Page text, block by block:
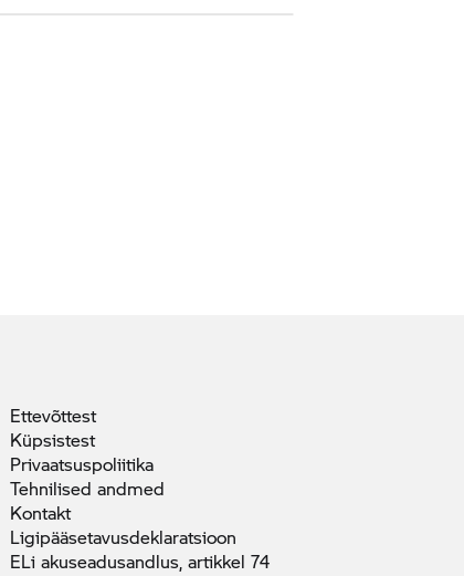
Ettevõttest
Küpsistest
Privaatsuspoliitika
Tehnilised andmed
Kontakt
Ligipääsetavusdeklaratsioon
ELi akuseadusandlus, artikkel 74